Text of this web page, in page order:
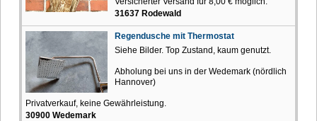
31637 Rodewald
Regendusche mit Thermostat
Siehe Bilder. Top Zustand, kaum genutzt.
Abholung bei uns in der Wedemark (nördlich
Hannover)
Privatverkauf, keine Gewährleistung.
30900 Wedemark